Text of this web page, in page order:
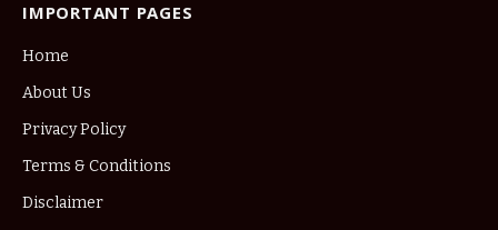
IMPORTANT PAGES
Home
About Us
Privacy Policy
Terms & Conditions
Disclaimer